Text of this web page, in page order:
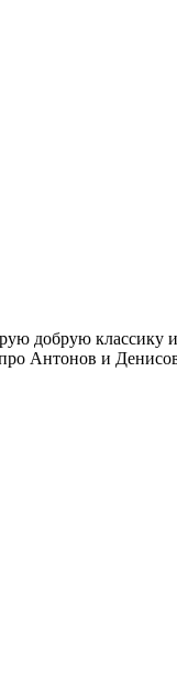
добрую
Антонов и